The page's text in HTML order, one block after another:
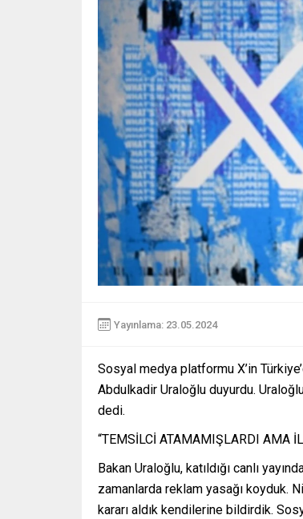
Yayınlama: 23.05.2024
Sosyal medya platformu X’in
Abdulkadir Uraloğlu duyurdu.
dedi.
“TEMSİLCİ ATAMAMIŞLARDI AMA
Bakan Uraloğlu, katıldığı canlı
zamanlarda reklam yasağı koyduk.
kararı aldık kendilerine bildirdik.